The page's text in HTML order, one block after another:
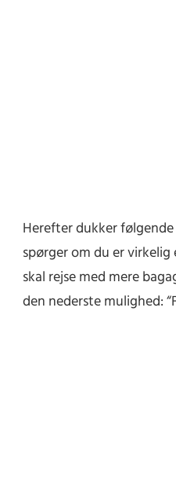
Herefter dukker
spørger om du er
skal rejse med mere
den nederste mulighed: